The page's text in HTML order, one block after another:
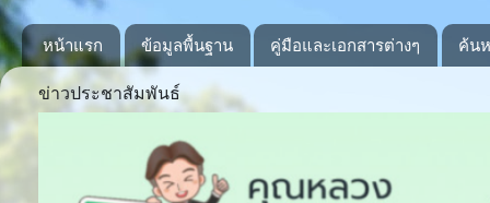
หน้าแรก ข้อมูลพื้นฐาน คู่มือและเอกสารต่างๆ ค้น
ข่าวประชาสัมพันธ์